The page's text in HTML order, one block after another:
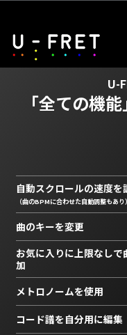
U-
「全ての機
自動スクロールの速度を
（曲のBPMに合わせた自動調整もあり）
曲のキーを変更
お気に入りに上限なしで
加
メトロノームを使用
コード譜を自分用に編集